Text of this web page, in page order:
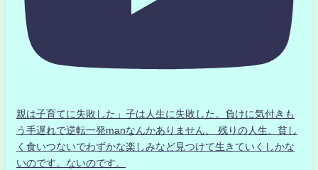
親は子育てに失敗した」子は人生に失敗した。負けに気付きも
う手遅れで逆転一発manなんかありません、 残りの人生、貧し
く食いつないでわずかな楽しみなど見つけて生きていくしかな
いのです。ないのです。